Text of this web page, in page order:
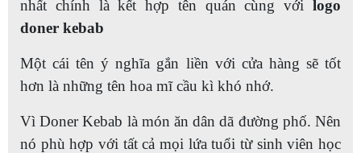
nhất chính là kết hợp tên quán cùng với logo
doner kebab
Một cái tên ý nghĩa gắn liền với cửa hàng sẽ tốt
hơn là những tên hoa mĩ cầu kì khó nhớ.
Vì Doner Kebab là món ăn dân dã đường phố. Nên
nó phù hợp với tất cả mọi lứa tuổi từ sinh viên học